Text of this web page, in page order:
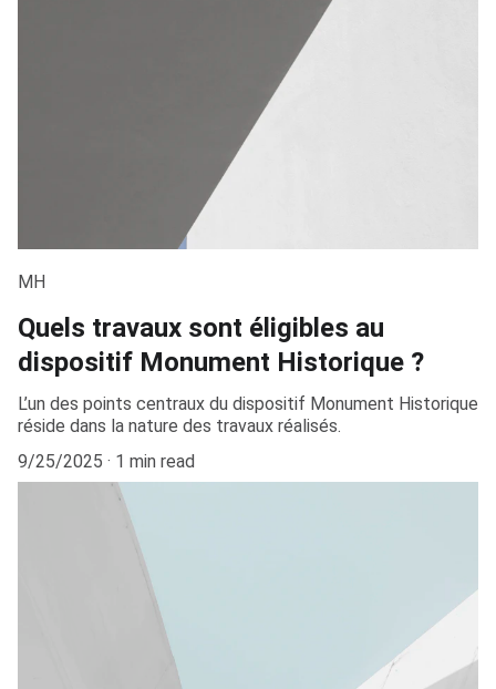
MH
Quels travaux sont éligibles au
dispositif Monument Historique ?
L’un des points centraux du dispositif Monument Historique
réside dans la nature des travaux réalisés.
9/25/2025
1 min read